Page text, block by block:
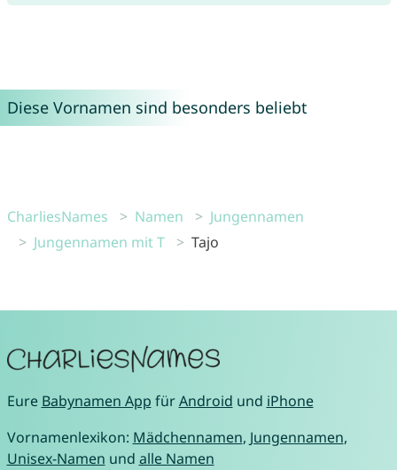
Diese Vornamen sind besonders beliebt
CharliesNames Namen
Jungennamen
Jungennamen mit T
Tajo
Eure Babynamen App fürAndroid und iPhone
Vornamenlexikon: Mädchennamen, Jungennamen,
Unisex-Namen und alle Namen